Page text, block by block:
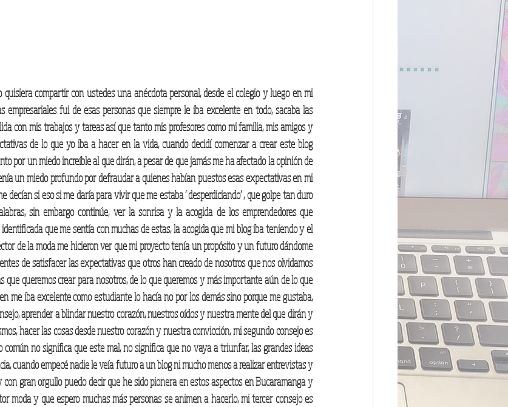
compartir con ustedes una anécdota personal, desde el colegio y luego en mi
fui de esas personas que siempre le iba excelente en todo, sacaba las
con mis trabajos y tareas así que tanto mis profesores como mi familia, mis amigos y
de lo que yo iba a hacer en la vida, cuando decidí comenzar a crear este blog
por un miedo increíble al que dirán, a pesar de que jamás me ha afectado la opinión de
un miedo profundo por defraudar a quienes habían puestos esas expectativas en mi
si eso si me daría para vivir que me estaba “desperdiciando”, que golpe tan duro
sin embargo continúe, ver la sonrisa y la acogida de los emprendedores que
que me sentía con muchas de estas, la acogida que mi blog iba teniendo y el
de la moda me hicieron ver que mi proyecto tenía un propósito y un futuro dándome
de satisfacer las expectativas que otros han creado de nosotros que nos olvidamos
que queremos crear para nosotros, de lo que queremos y más importante aún de lo que
me iba excelente como estudiante lo hacía no por los demás sino porque me gustaba,
aprender a blindar nuestro corazón, nuestros oídos y nuestra mente del que dirán y
hacer las cosas desde nuestro corazón y nuestra convicción, mi segundo consejo es
común no significa que este mal, no significa que no vaya a triunfar, las grandes ideas
cuando empecé nadie le veía futuro a un blog ni mucho menos a realizar entrevistas y
gran orgullo puedo decir que he sido pionera en estos aspectos en Bucaramanga y
moda y que espero muchas más personas se animen a hacerlo, mi tercer consejo es